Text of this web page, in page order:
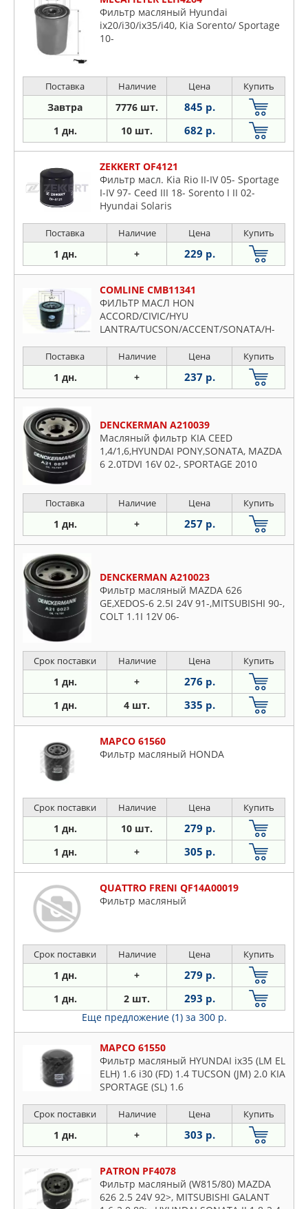
Фильтр масляный Hyundai
ix20/i30/ix35/i40, Kia Sorento/ Sportage
10-
Поставка Наличие Цена Купить
Завтра 7776 шт. 845 р.
1 дн. 10 шт. 682 р.
ZEKKERT OF4121
Фильтр масл. Kia Rio II-IV 05- Sportage
I-IV 97- Ceed III 18- Sorento I II 02-
Hyundai Solaris
Поставка Наличие Цена Купить
1 дн. + 229 р.
COMLINE CMB11341
ФИЛЬТР МАСЛ HON
ACCORD/CIVIC/HYU
LANTRA/TUCSON/ACCENT/SONATA/H-
Поставка Наличие Цена Купить
1 дн. + 237 р.
DENCKERMAN A210039
Масляный фильтр KIA CEED
1,4/1,6,HYUNDAI PONY,SONATA, MAZDA
6 2.0TDVI 16V 02-, SPORTAGE 2010
Поставка Наличие Цена Купить
1 дн. + 257 р.
DENCKERMAN A210023
Фильтр масляный MAZDA 626
GE,XEDOS-6 2.5I 24V 91-,MITSUBISHI 90-,
COLT 1.1I 12V 06-
Срок поставки Наличие Цена Купить
1 дн. + 276 р.
1 дн. 4 шт. 335 р.
MAPCO 61560
Фильтр масляный HONDA
Срок поставки Наличие Цена Купить
1 дн. 10 шт. 279 р.
1 дн. + 305 р.
QUATTRO FRENI QF14A00019
Фильтр масляный
Срок поставки Наличие Цена Купить
1 дн. + 279 р.
1 дн. 2 шт. 293 р.
Еще предложение (1) за 300 р.
MAPCO 61550
Фильтр масляный HYUNDAI ix35 (LM EL
ELH) 1.6 i30 (FD) 1.4 TUCSON (JM) 2.0 KIA
SPORTAGE (SL) 1.6
Срок поставки Наличие Цена Купить
1 дн. + 303 р.
PATRON PF4078
Фильтр масляный (W815/80) MAZDA
626 2.5 24V 92>, MITSUBISHI GALANT